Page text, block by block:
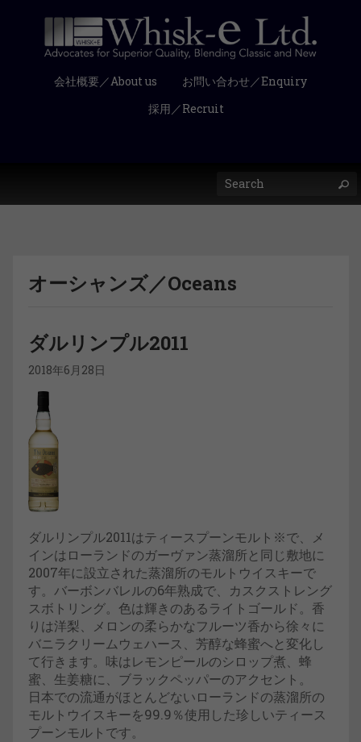
会社概要／About us
お問い合わせ／Enquiry
採用／Recruit
オーシャンズ／Oceans
ダルリンプル2011
2018年6月28日
ダルリンプル2011はティースプーンモルト※で、メ
インはローランドのガーヴァン蒸溜所と同じ敷地に
2007年に設立された蒸溜所のモルトウイスキーで
す。バーボンバレルの6年熟成で、カスクストレング
スボトリング。色は輝きのあるライトゴールド。香
りは洋梨、メロンの柔らかなフルーツ香から徐々に
バニラクリームウェハース、芳醇な蜂蜜へと変化し
て行きます。味はレモンピールのシロップ煮、蜂
蜜、生姜糖に、ブラックペッパーのアクセント。
日本での流通がほとんどないローランドの蒸溜所の
モルトウイスキーを99.9％使用した珍しいティース
プーンモルトです。